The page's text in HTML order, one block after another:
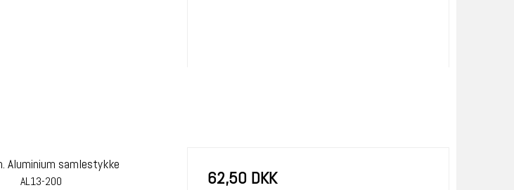
Aluminium samlestykke
AL13-200 62,50 DKK